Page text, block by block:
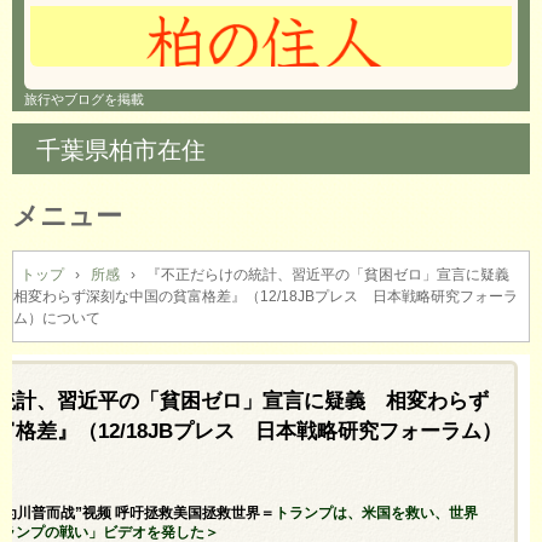
旅行やブログを掲載
千葉県柏市在住
メニュー
コ
ン
テ
ン
ス
キ
トップ › 所感 ›
『不正だらけの統計、習近平の「貧困ゼロ」宣言に疑義
相変わらず深刻な中国の貧富格差』（12/18JBプレス 日本戦略研究フォーラ
ム）について
計、習近平の「貧困ゼロ」宣言に疑義 相変わらず
格差』（12/18JBプレス 日本戦略研究フォーラム）
川普而战”视频 呼吁拯救美国拯救世界＝ トランプは、米国を救い、世界
ンプの戦い」ビデオを発した＞